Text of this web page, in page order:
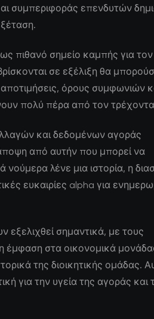
συμπεριφοράς επενδυτών
ως πιθανό σημείο καμπής για
σε εξέλιξη θα
όρους συμφωνιών
πολύ πέρα από τον
και δεδομένων αγοράς
από αυτήν που μπορεί να
νούμερα λένε μια ιστορία, η
ευκαιρίες alpha για
εξελιχθεί σημαντικά, με τους
έμφαση στα οικονομικά
της διοικητικής ομάδας.
για την υγεία της αγοράς και